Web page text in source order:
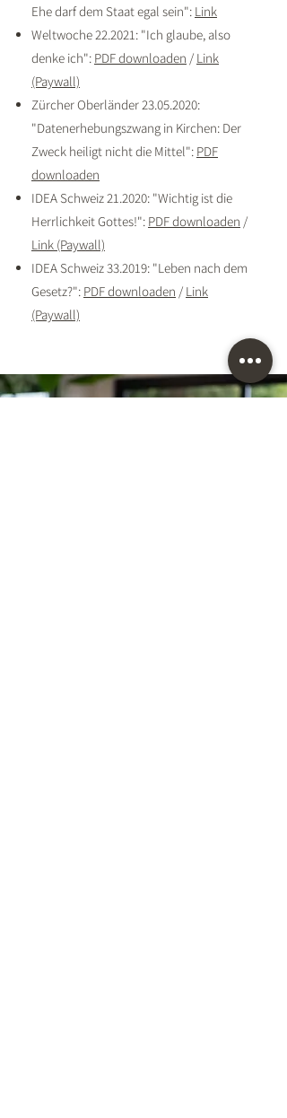
Ehe darf dem Staat egal sein": Link
Weltwoche 22.2021: "Ich glaube, also
denke ich": PDF downloaden / Link
(Paywall)
Zürcher Oberländer23.05.2020:
"Datenerhebungszwang in Kirchen: Der
Zweck heiligt nicht die Mittel": PDF
downloaden
IDEA Schweiz 21.2020: "Wichtig ist die
Herrlichkeit Gottes!": PDF downloaden /
Link (Paywall)
IDEA Schweiz 33.2019: "Leben nach dem
Gesetz?": PDF downloaden / Link
(Paywall)